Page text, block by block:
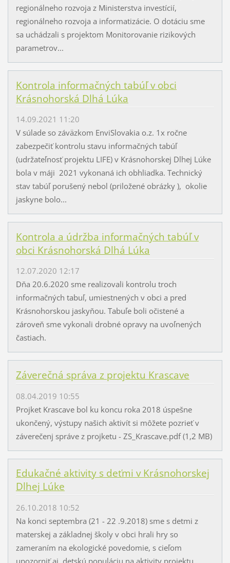
regionálneho rozvoja z Ministerstva investícií,
regionálneho rozvoja a informatizácie. O dotáciu sme
sa uchádzali s projektom Monitorovanie rizikových
parametrov...
Kontrola informačných tabúľ v obci
Krásnohorská Dlhá Lúka
14.09.2021 11:20
V súlade so záväzkom EnviSlovakia o.z. 1x ročne
zabezpečiť kontrolu stavu informačných tabúľ
(udržateľnosť projektu LIFE) v Krásnohorskej Dlhej Lúke
bola v máji 2021 vykonaná ich obhliadka. Technický
stav tabúľ porušený nebol (priložené obrázky ), okolie
jaskyne bolo...
Kontrola a údržba informačných tabúľ v
obci Krásnohorská Dlhá Lúka
12.07.2020 12:17
Dňa 20.6.2020 sme realizovali kontrolu troch
informačných tabuľ, umiestnených v obci a pred
Krásnohorskou jaskyňou. Tabuľe boli očistené a
zároveň sme vykonali drobné opravy na uvoľnených
častiach.
Záverečná správa z projektu Krascave
08.04.2019 10:55
Projket Krascave bol ku koncu roka 2018 úspešne
ukončený, výstupy našich aktivít si môžete pozrieť v
záverečenj správe z projketu - ZS_Krascave.pdf (1,2 MB)
Edukačné aktivity s deťmi v Krásnohorskej
Dlhej Lúke
26.10.2018 10:52
Na konci septembra (21 - 22 .9.2018) sme s detmi z
materskej a základnej školy v obci hrali hry so
zameraním na ekologické povedomie, s cieľom
upozorniť aj detskú populáciu na aktivity projektu